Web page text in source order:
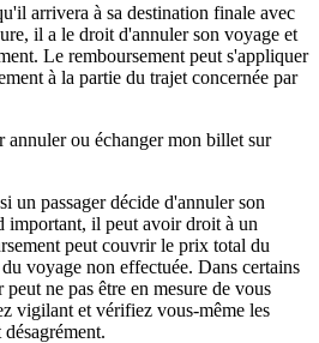
arrivera à sa destination finale avec
il a le droit d'annuler son voyage et
Le remboursement peut s'appliquer
à la partie du trajet concernée par
annuler ou échanger mon billet sur
un passager décide d'annuler son
important, il peut avoir droit à un
peut couvrir le prix total du
voyage non effectuée. Dans certains
ne pas être en mesure de vous
vigilant et vérifiez vous-même les